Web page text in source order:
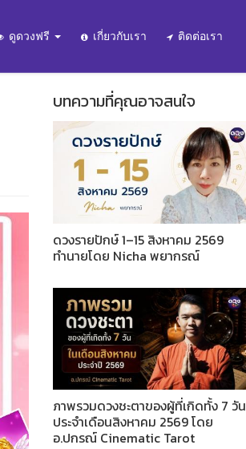
ดูดวงฟรี เกี่ยวกับเรา ติดต่อเรา
บทความที่คุณอาจสนใจ
ดวงรายปักษ์ 1–15 สิงหาคม 2569
ทำนายโดย Nicha พยากรณ์
ภาพรวมดวงชะตาของผู้ที่เกิดทั้ง 7 วัน
ประจำเดือนสิงหาคม 2569 โดย
อ.ปกรณ์ Cinematic Tarot